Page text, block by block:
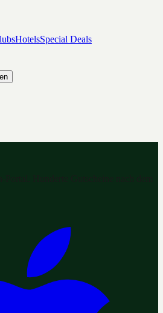
HotelsSpecial Deals